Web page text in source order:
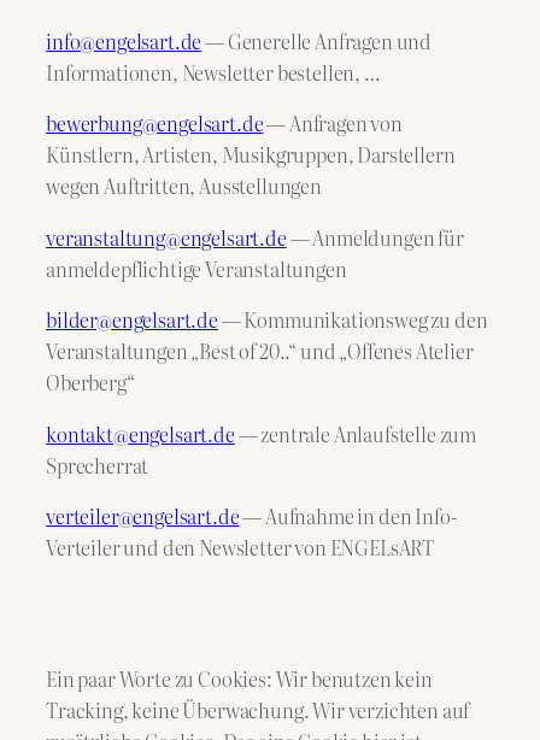
info@engelsart.de— Generelle Anfragen und
Informationen, Newsletter bestellen, …
bewerbung@engelsart.de— Anfragen von
Künstlern, Artisten, Musikgruppen, Darstellern
wegen Auftritten, Ausstellungen
veranstaltung@engelsart.de— Anmeldungen für
anmeldepflichtige Veranstaltungen
bilder@engelsart.de— Kommunikationsweg zu den
Veranstaltungen „Best of 20..“ und „Offenes Atelier
Oberberg“
kontakt@engelsart.de— zentrale Anlaufstelle zum
Sprecherrat
verteiler@engelsart.de— Aufnahme in den Info-
Verteiler und den Newsletter von ENGELsART
Ein paar Worte zu Cookies: Wir benutzen kein
Tracking, keine Überwachung. Wir verzichten auf